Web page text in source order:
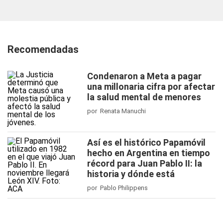
Recomendadas
Condenaron a Meta a pagar
una millonaria cifra por afectar
la salud mental de menores
por Renata Manuchi
Así es el histórico Papamóvil
hecho en Argentina en tiempo
récord para Juan Pablo II: la
historia y dónde está
por Pablo Philippens